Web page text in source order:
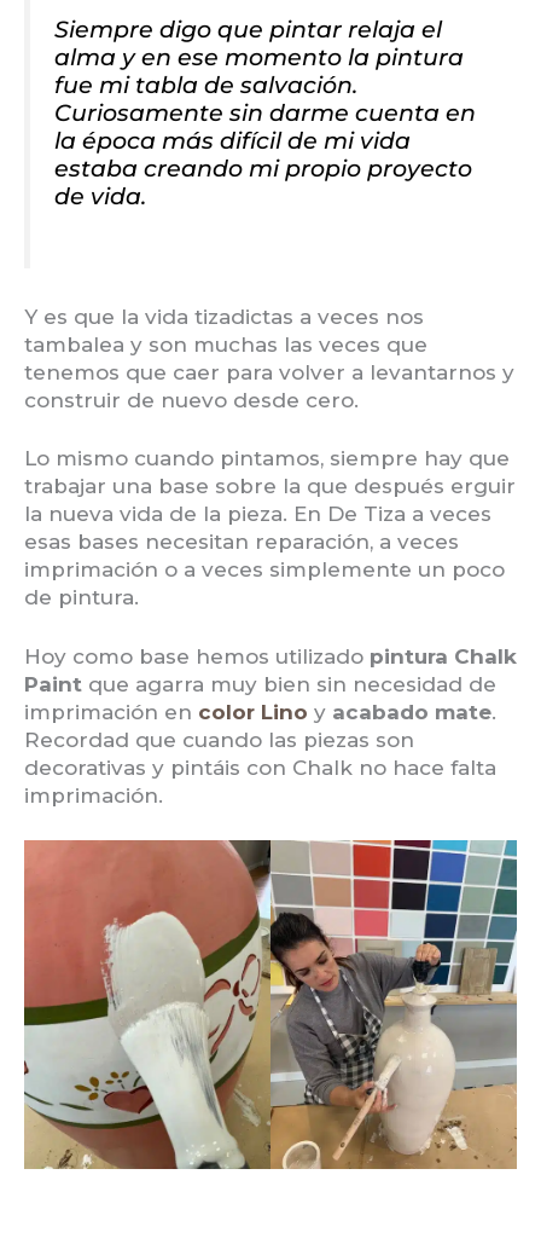
Siempre digo que pintar relaja el
alma y en ese momento la pintura
fue mi tabla de salvación.
Curiosamente sin darme cuenta en
la época más difícil de mi vida
estaba creando mi propio proyecto
de vida.
Y es que la vida tizadictas a veces nos
tambalea y son muchas las veces que
tenemos que caer para volver a levantarnos y
construir de nuevo desde cero.
Lo mismo cuando pintamos, siempre hay que
trabajar una base sobre la que después erguir
la nueva vida de la pieza. En De Tiza a veces
esas bases necesitan reparación, a veces
imprimación o a veces simplemente un poco
de pintura.
Hoy como base hemos utilizado pintura Chalk
Paint que agarra muy bien sin necesidad de
imprimación en color Lino y acabado mate.
Recordad que cuando las piezas son
decorativas y pintáis con Chalk no hace falta
imprimación.